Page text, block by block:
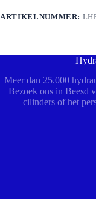
ARTIKELNUMMER:
Meer dan 25.000
Bezoek ons in Beesd
cilinders of het